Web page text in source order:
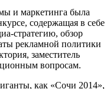
и маркетинга была
содержащая в себе
стратегию, обзор
рекламной политики
заместитель
вопросам.
как «Сочи 2014»,